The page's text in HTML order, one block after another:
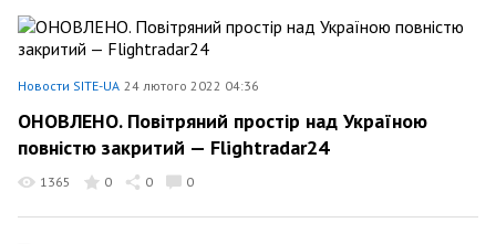
Новости SITE-UA 24 лютого 2022 04:36
ОНОВЛЕНО. Повітряний простір над Україною
повністю закритий — Flightradar24
1365 0 0 0